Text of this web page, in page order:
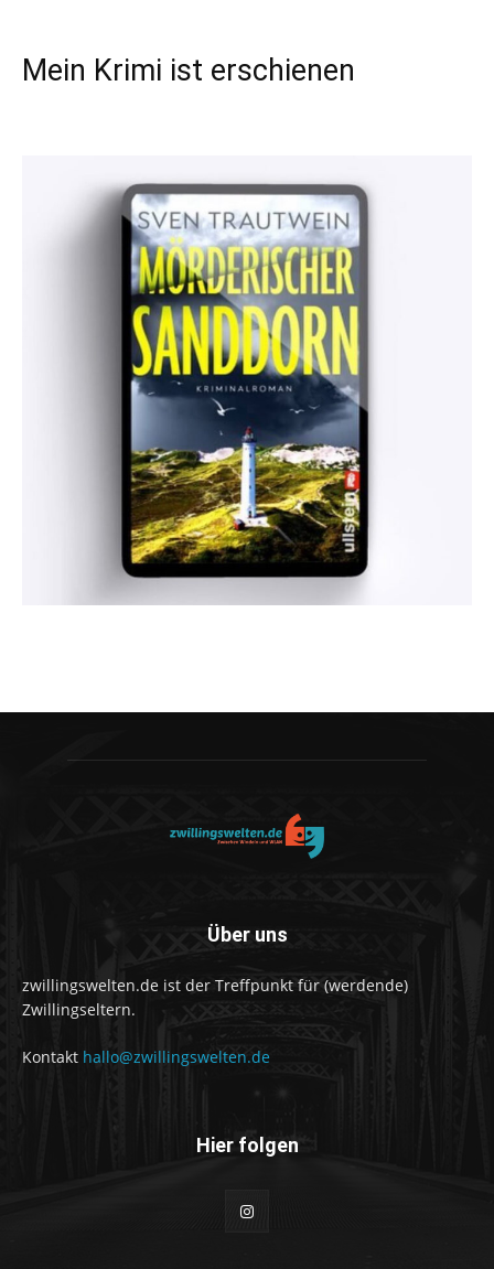
Mein Krimi ist erschienen
Über uns
zwillingswelten.de ist der Treffpunkt für (werdende)
Zwillingseltern.
Kontakt hallo@zwillingswelten.de
Hier folgen